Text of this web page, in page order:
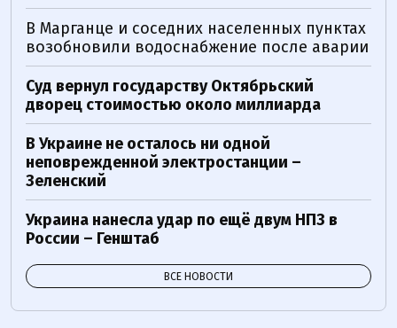
В Марганце и соседних населенных пунктах
возобновили водоснабжение после аварии
Суд вернул государству Октябрьский
дворец стоимостью около миллиарда
В Украине не осталось ни одной
неповрежденной электростанции –
Зеленский
Украина нанесла удар по ещё двум НПЗ в
России – Генштаб
ВСЕ НОВОСТИ